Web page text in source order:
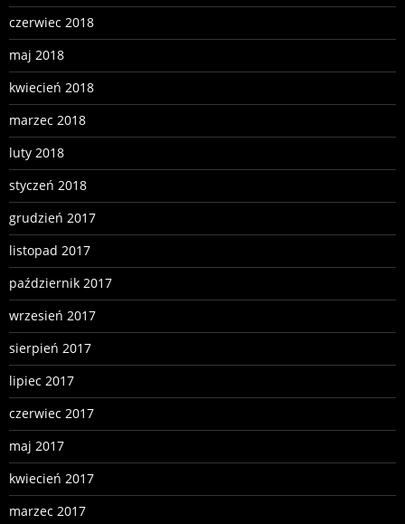
czerwiec 2018
maj 2018
kwiecień 2018
marzec 2018
luty 2018
styczeń 2018
grudzień 2017
listopad 2017
październik 2017
wrzesień 2017
sierpień 2017
lipiec 2017
czerwiec 2017
maj 2017
kwiecień 2017
marzec 2017